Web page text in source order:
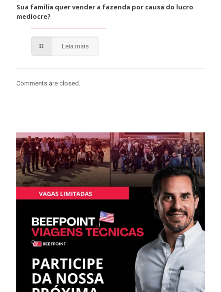
Sua família quer vender a fazenda por causa do lucro
medíocre?
Leia mais
Comments are closed.